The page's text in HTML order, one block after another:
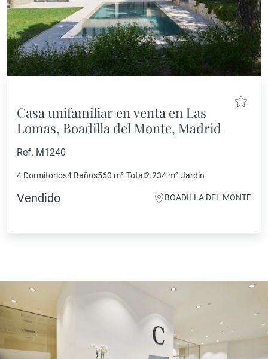
Casa unifamiliar en venta en Las
Lomas, Boadilla del Monte, Madrid
Ref. M1240
4 Dormitorios4 Baños560 m² Total 2.234 m² Jardín
Vendido BOADILLA DEL MONTE